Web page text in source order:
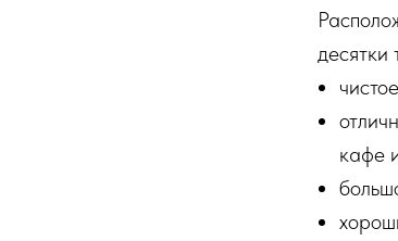
десятки
кафе